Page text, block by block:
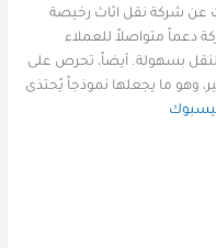
عن شركة نقل اثاث رخيصة
دعماً متواصلاً للعملاء
بسهولة. أيضاً، تحرص على
وهو ما يجعلها نموذجاً يُحتذى